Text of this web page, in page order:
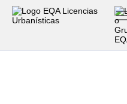
Servicios